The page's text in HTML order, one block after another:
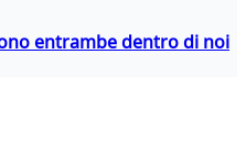
entrambe dentro di noi